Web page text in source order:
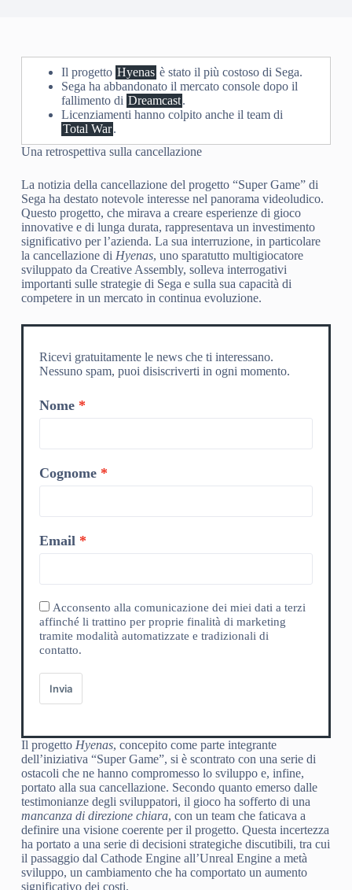
Il progetto Hyenas è stato il più costoso di Sega.
Sega ha abbandonato il mercato console dopo il
fallimento di Dreamcast.
Licenziamenti hanno colpito anche il team di
Total War.
Una retrospettiva sulla cancellazione
La notizia della cancellazione del progetto “Super Game” di
Sega ha destato notevole interesse nel panorama videoludico.
Questo progetto, che mirava a creare esperienze di gioco
innovative e di lunga durata, rappresentava un investimento
significativo per l’azienda. La sua interruzione, in particolare
la cancellazione di Hyenas, uno sparatutto multigiocatore
sviluppato da Creative Assembly, solleva interrogativi
importanti sulle strategie di Sega e sulla sua capacità di
competere in un mercato in continua evoluzione.
Ricevi gratuitamente le news che ti interessano.
Nessuno spam, puoi disiscriverti in ogni momento.
Nome
Cognome
Email
Acconsento alla comunicazione dei miei dati a terzi
affinché li trattino per proprie finalità di marketing
tramite modalità automatizzate e tradizionali di
contatto.
Invia
Il progetto Hyenas, concepito come parte integrante
dell’iniziativa “Super Game”, si è scontrato con una serie di
ostacoli che ne hanno compromesso lo sviluppo e, infine,
portato alla sua cancellazione. Secondo quanto emerso dalle
testimonianze degli sviluppatori, il gioco ha sofferto di una
mancanza di direzione chiara, con un team che faticava a
definire una visione coerente per il progetto. Questa incertezza
ha portato a una serie di decisioni strategiche discutibili, tra cui
il passaggio dal Cathode Engine all’Unreal Engine a metà
sviluppo, un cambiamento che ha comportato un aumento
significativo dei costi.